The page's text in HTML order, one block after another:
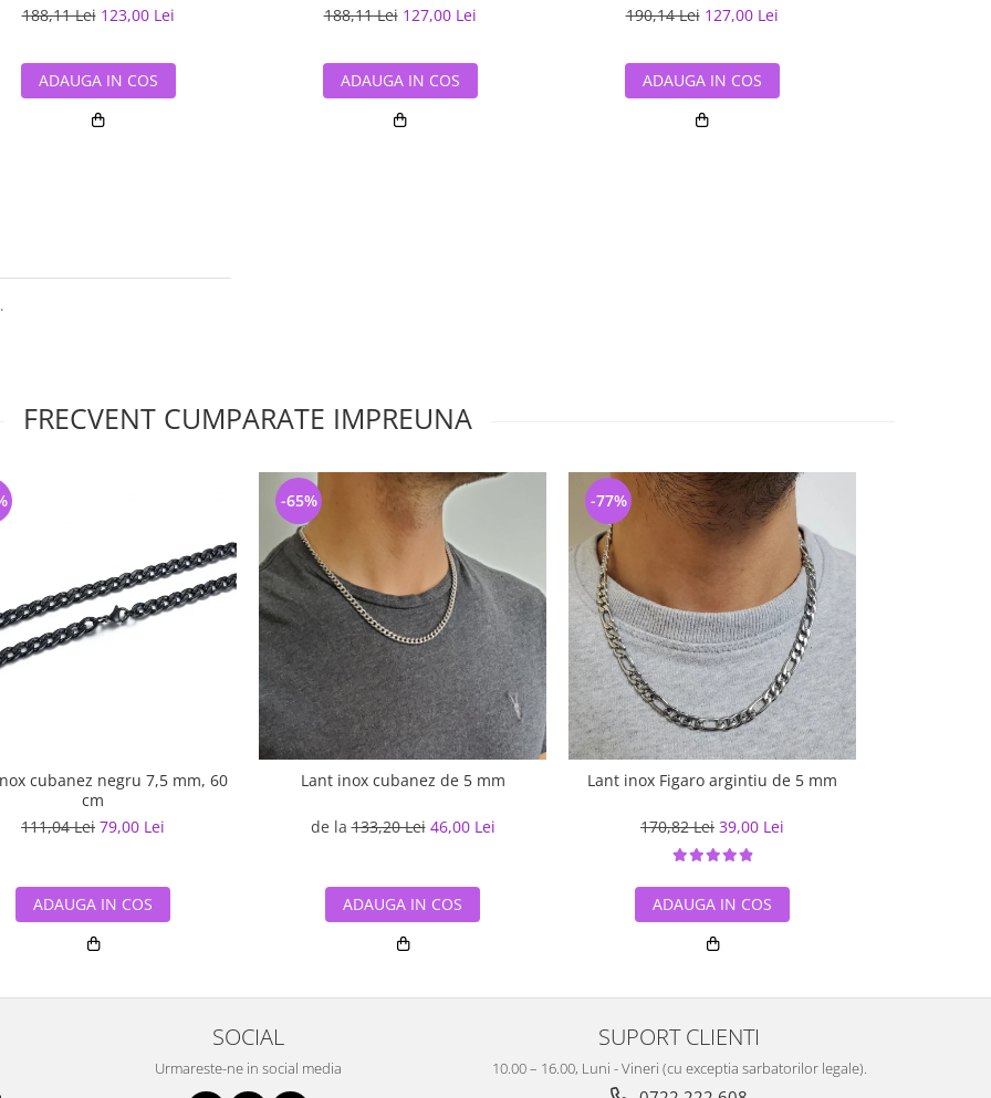
188,11 Lei 123,00 Lei
ADAUGA IN COS
188,11 Lei 127,00 Lei
ADAUGA IN COS
190,14 Lei 127,00 Lei
ADAUGA IN COS
FRECVENT CUMPARATE IMPREUNA
cubanez negru 7,5 mm, 60
cm
111,04 Lei 79,00 Lei
ADAUGA IN COS
Lant inox cubanez de 5 mm
de la133,20 Lei 46,00 Lei
-65%
ADAUGA IN COS
Lant inox Figaro argintiu de 5 mm
170,82 Lei 39,00 Lei
-77%
ADAUGA IN COS
SOCIAL
Urmareste-ne in social media
SUPORT CLIENTI
10.00 – 16.00, Luni - Vineri (cu exceptia sarbatorilor legale).